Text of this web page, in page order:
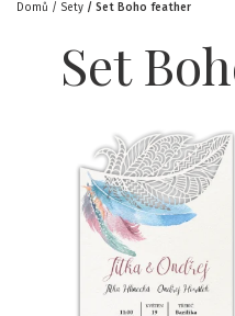
Domů Sety Set Boho feather
Set